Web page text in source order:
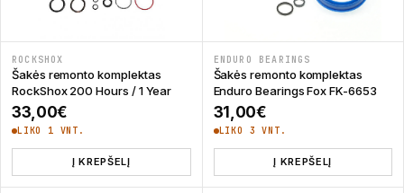
ROCKSHOX
Šakės remonto komplektas
RockShox 200 Hours / 1 Year
33,00€
LIKO 1 VNT.
Į KREPŠELĮ
ENDURO BEARINGS
Šakės remonto komplektas
Enduro Bearings Fox FK-6653
31,00€
LIKO 3 VNT.
Į KREPŠELĮ